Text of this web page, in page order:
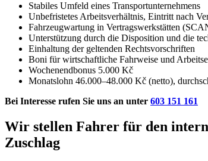
Stabiles Umfeld eines Transportunternehmens
Unbefristetes Arbeitsverhältnis, Eintritt nach
Fahrzeugwartung in Vertragswerkstätten
Unterstützung durch die Disposition und die
Einhaltung der geltenden Rechtsvorschriften
Boni für wirtschaftliche Fahrweise und
Wochenendbonus 5.000 Kč
Monatslohn 46.000–48.000 Kč (netto),
Bei Interesse rufen Sie uns an unter 603 151 161
Wir stellen Fahrer für den
Zuschlag